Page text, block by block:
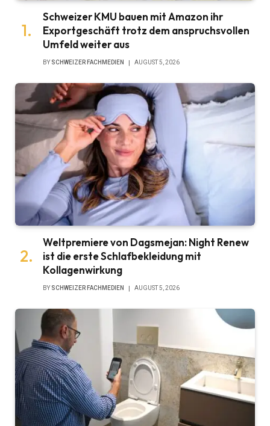
Schweizer KMU bauen mit Amazon ihr
Exportgeschäft trotz dem anspruchsvollen
Umfeld weiter aus
BY SCHWEIZER FACHMEDIEN AUGUST 5, 2026
Weltpremiere von Dagsmejan: Night Renew
ist die erste Schlafbekleidung mit
Kollagenwirkung
BY SCHWEIZER FACHMEDIEN AUGUST 5, 2026